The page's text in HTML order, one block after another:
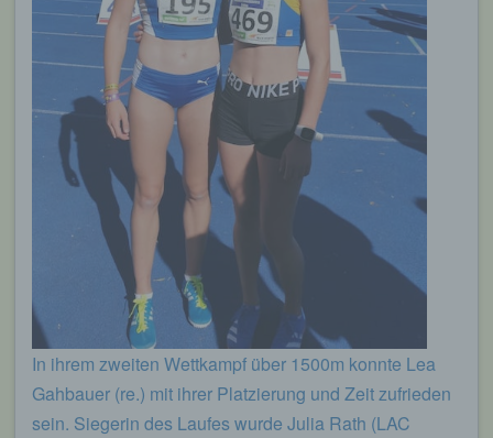
In ihrem zweiten Wettkampf über 1500m konnte Lea
Gahbauer (re.) mit ihrer Platzierung und Zeit zufrieden
sein. Siegerin des Laufes wurde Julia Rath (LAC